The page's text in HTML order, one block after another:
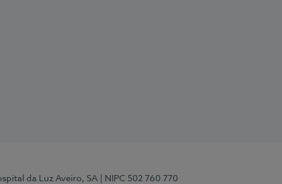
da Luz Aveiro, SA | NIPC 502 760 770